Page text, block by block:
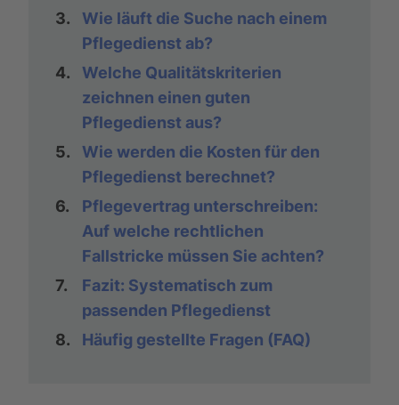
3.
Wie läuft die Suche nach einem
Pflegedienst ab?
4.
Welche Qualitätskriterien
zeichnen einen guten
Pflegedienst aus?
5.
Wie werden die Kosten für den
Pflegedienst berechnet?
6.
Pflegevertrag unterschreiben:
Auf welche rechtlichen
Fallstricke müssen Sie achten?
7.
Fazit: Systematisch zum
passenden Pflegedienst
8.
Häufig gestellte Fragen (FAQ)